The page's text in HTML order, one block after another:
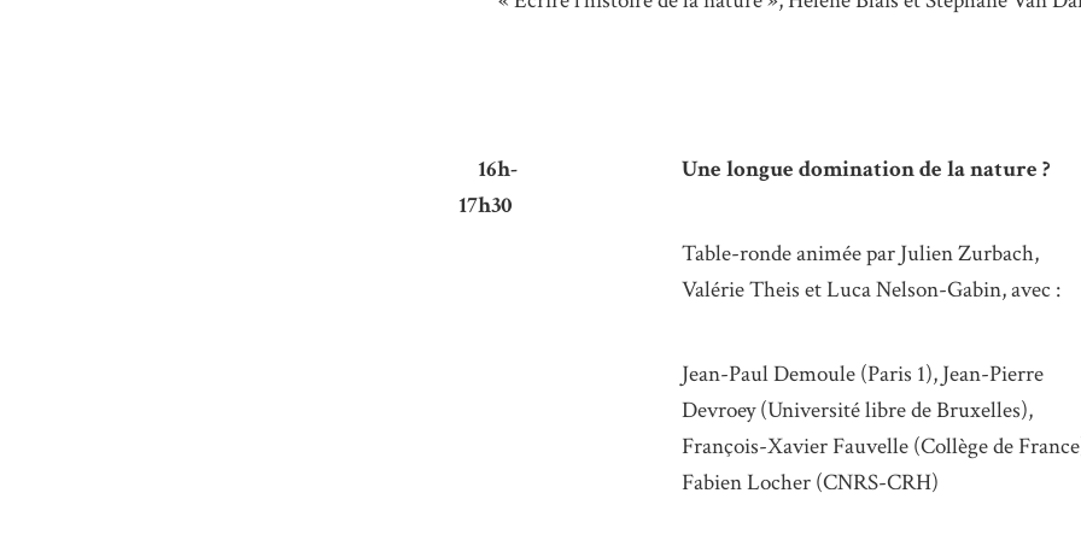
16h-
17h30
Une longue domination de la nature ?
Table-ronde animée par Julien Zurbach,
Valérie Theis et Luca Nelson-Gabin, avec :
Jean-Paul Demoule (Paris 1), Jean-Pierre
Devroey (Université libre de Bruxelles),
François-Xavier Fauvelle (Collège de
Fabien Locher (CNRS-CRH)